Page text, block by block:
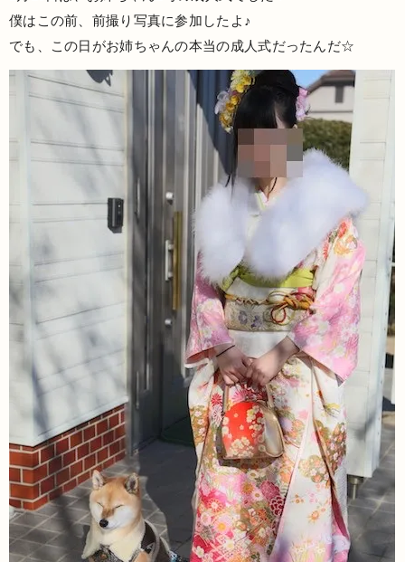
僕はこの前、前撮り写真に参加したよ♪
でも、この日がお姉ちゃんの本当の成人式だったんだ☆